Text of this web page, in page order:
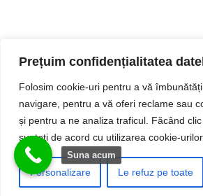
Prețuim confidențialitatea
Folosim cookie-uri pentru a vă
navigare, pentru a vă oferi reclame sau
și pentru a ne analiza traficul. Făcând clic
sunteți de acord cu utilizarea cookie-urilor.
Personalizare Le refuz pe toate
Suna acum